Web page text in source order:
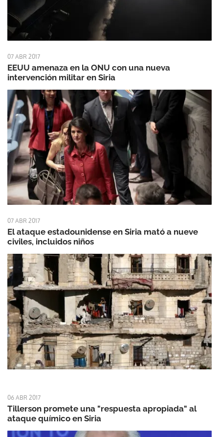
07 ABR 2017
EEUU amenaza en la ONU con una nueva
intervención militar en Siria
07 ABR 2017
El ataque estadounidense en Siria mató a nueve
civiles, incluidos niños
06 ABR 2017
Tillerson promete una "respuesta apropiada" al
ataque químico en Siria